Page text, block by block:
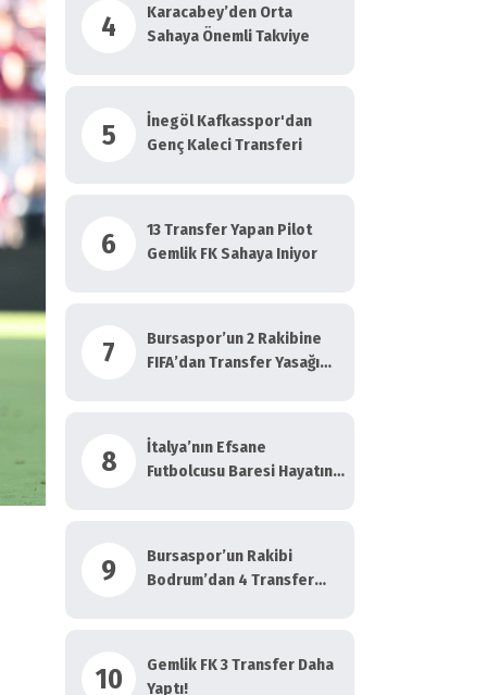
4
Karacabey’den Orta
Sahaya Önemli Takviye
5
İnegöl Kafkasspor'dan
Genç Kaleci Transferi
6
13 Transfer Yapan Pilot
Gemlik FK Sahaya Iniyor
7
Bursaspor’un 2 Rakibine
FIFA’dan Transfer Yasağı
8
İtalya’nın Efsane
Futbolcusu Baresi Hayatını
9
Bursaspor’un Rakibi
Bodrum’dan 4 Transfer
10
Gemlik FK 3 Transfer Daha
Yaptı!